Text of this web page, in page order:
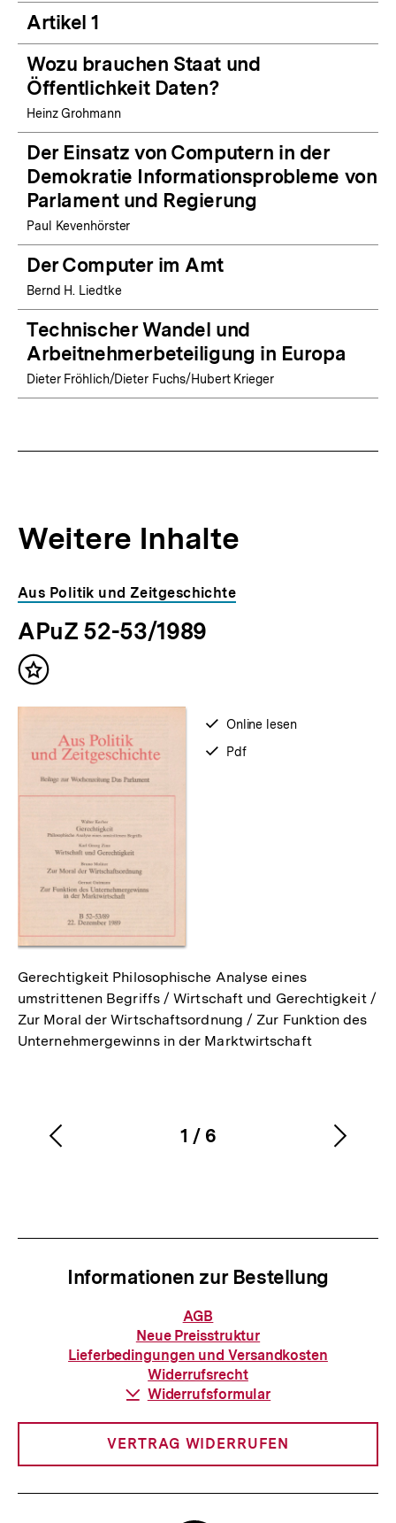
Artikel 1
Wozu brauchen Staat und
Öffentlichkeit Daten?
Heinz Grohmann
Der Einsatz von Computern in der
Demokratie Informationsprobleme von
Parlament und Regierung
Paul Kevenhörster
Der Computer im Amt
Bernd H. Liedtke
Technischer Wandel und
Arbeitnehmerbeteiligung in Europa
Dieter Fröhlich/Dieter Fuchs/Hubert Krieger
Weitere Inhalte
Inhaltskarousell
für
weitere
Inhalte
Inhaltskarussell
überspringen
Aus Politik und Zeitgeschichte
APuZ 52-53/1989
Inhalt
verfügbar
zum
Online lesen
verfügbar
Pdf
Gerechtigkeit Philosophische Analyse eines
umstrittenen Begriffs / Wirtschaft und Gerechtigkeit /
Zur Moral der Wirtschaftsordnung / Zur Funktion des
Unternehmergewinns in der Marktwirtschaft
Karussellinhalt
1
von
/ 6
Vorherigen
Informationen zur Bestellung
Informationen
zur
Bestellung
AGB
Neue Preisstruktur
Lieferbedingungen und Versandkosten
Widerrufsrecht
Download-
Widerrufsformular
VERTRAG WIDERRUFEN